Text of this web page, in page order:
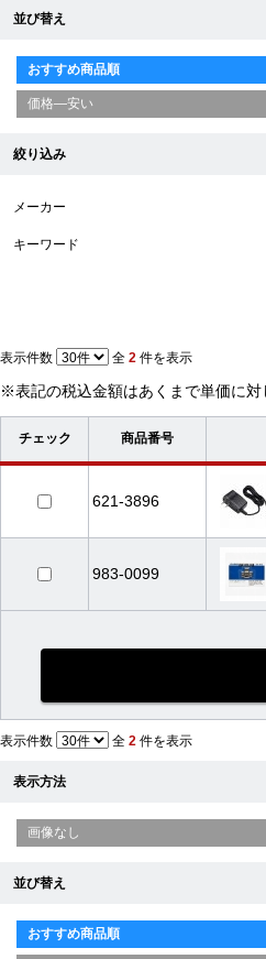
並び替え
おすすめ商品順
価格—安い
絞り込み
メーカー
キーワード
表示件数 全 2 件を表示
※表記の税込金額はあくまで単価に対
チェック 商品番号
621-3896
983-0099
表示件数 全 2 件を表示
表示方法
画像なし
並び替え
おすすめ商品順